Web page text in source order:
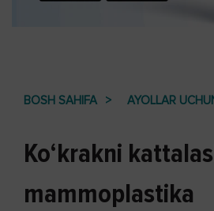
BOSH SAHIFA AYOLLAR
Ko‘krakni
mammoplastika